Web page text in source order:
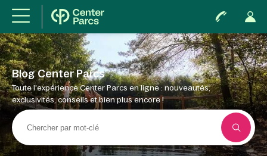
Blog Center Parcs
Toute l'expérience Center Parcs en ligne : nouveautés,
exclusivités, conseils et bien plus encore !